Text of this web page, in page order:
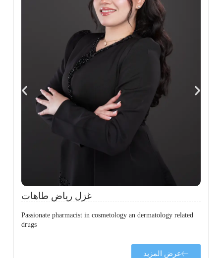
غزل رياض طاهات
Passionate pharmacist in cosmetology an dermatology related
drugs
عرض المزيد